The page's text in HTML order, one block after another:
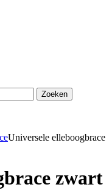
Zoeken
Universele elleboogbrace
zwart